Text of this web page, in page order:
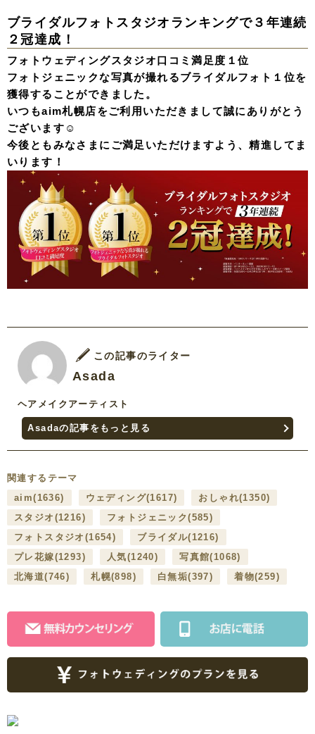
ブライダルフォトスタジオランキングで３年連続
２冠達成！
フォトウェディングスタジオ口コミ満足度１位
フォトジェニックな写真が撮れるブライダルフォト１位を
獲得することができました。
いつもaim札幌店をご利用いただきまして誠にありがとう
ございます☺️
今後ともみなさまにご満足いただけますよう、精進してま
いります！
この記事のライター
Asada
ヘアメイクアーティスト
Asadaの記事をもっと見る
関連するテーマ
aim(1636) ウェディング(1617) おしゃれ(1350)
スタジオ (1216) フォトジェニック(585)
フォトスタジオ (1654) ブライダル(1216)
プレ花嫁(1293) 人気(1240) 写真館(1068)
北海道(746) 札幌(898) 白無垢(397) 着物(259)